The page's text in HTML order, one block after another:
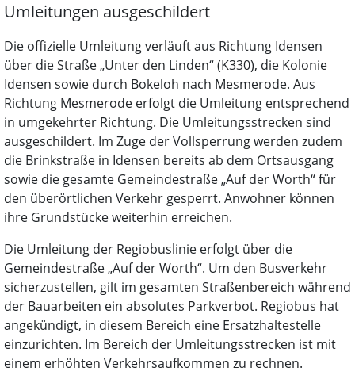
Umleitungen ausgeschildert
Die offizielle Umleitung verläuft aus Richtung Idensen
über die Straße „Unter den Linden“ (K330), die Kolonie
Idensen sowie durch Bokeloh nach Mesmerode. Aus
Richtung Mesmerode erfolgt die Umleitung entsprechend
in umgekehrter Richtung. Die Umleitungsstrecken sind
ausgeschildert. Im Zuge der Vollsperrung werden zudem
die Brinkstraße in Idensen bereits ab dem Ortsausgang
sowie die gesamte Gemeindestraße „Auf der Worth“ für
den überörtlichen Verkehr gesperrt. Anwohner können
ihre Grundstücke weiterhin erreichen.
Die Umleitung der Regiobuslinie erfolgt über die
Gemeindestraße „Auf der Worth“. Um den Busverkehr
sicherzustellen, gilt im gesamten Straßenbereich während
der Bauarbeiten ein absolutes Parkverbot. Regiobus hat
angekündigt, in diesem Bereich eine Ersatzhaltestelle
einzurichten. Im Bereich der Umleitungsstrecken ist mit
einem erhöhten Verkehrsaufkommen zu rechnen.